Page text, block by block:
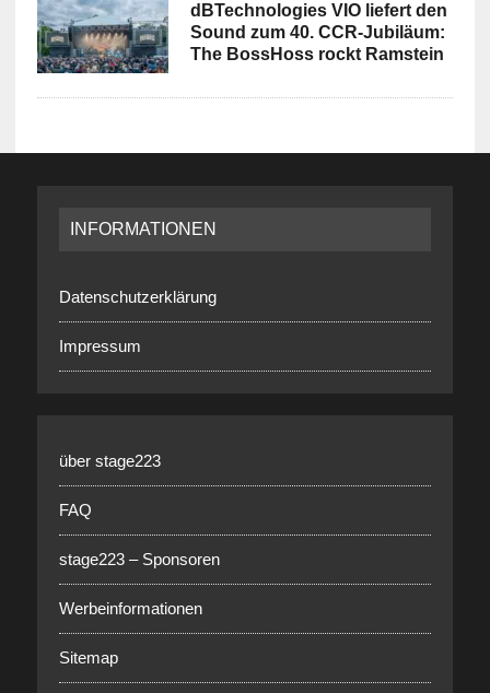
dBTechnologies VIO liefert den
Sound zum 40. CCR-Jubiläum:
The BossHoss rockt Ramstein
INFORMATIONEN
Datenschutzerklärung
Impressum
über stage223
FAQ
stage223 – Sponsoren
Werbeinformationen
Sitemap